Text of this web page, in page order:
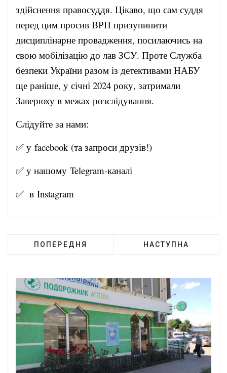
здійснення правосуддя. Цікаво, що сам суддя
перед цим просив ВРП призупинити
дисциплінарне провадження, посилаючись на
свою мобілізацію до лав ЗСУ. Проте Служба
безпеки України разом із детективами НАБУ
ще раніше, у січні 2024 року, затримали
Заверюху в межах розслідування.
Слідуйте за нами:
✅ у facebook(та запроси друзів!)
✅ у нашому Telegram-каналі
✅ в Instagram
ПОПЕРЕДНЯ НАСТУПНА